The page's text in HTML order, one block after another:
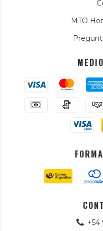
MTO
+54